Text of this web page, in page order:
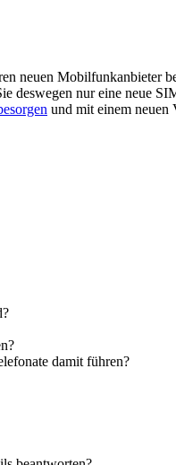
neuen Mobilfunkanbieter
deswegen nur eine neue
und mit einem neuen
damit führen?